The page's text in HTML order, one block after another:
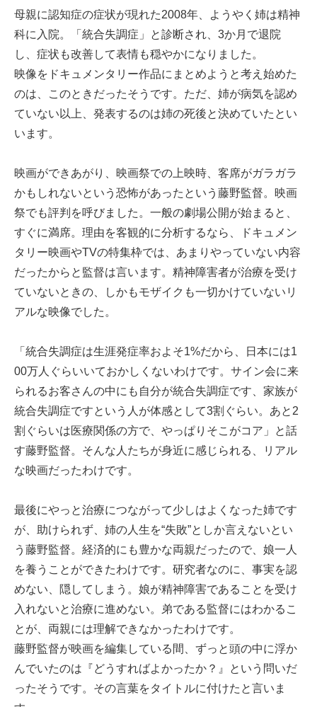
母親に認知症の症状が現れた2008年、ようやく姉は精神
科に入院。「統合失調症」と診断され、3か月で退院
し、症状も改善して表情も穏やかになりました。
映像をドキュメンタリー作品にまとめようと考え始めた
のは、このときだったそうです。ただ、姉が病気を認め
ていない以上、発表するのは姉の死後と決めていたとい
います。
映画ができあがり、映画祭での上映時、客席がガラガラ
かもしれないという恐怖があったという藤野監督。映画
祭でも評判を呼びました。一般の劇場公開が始まると、
すぐに満席。理由を客観的に分析するなら、ドキュメン
タリー映画やTVの特集枠では、あまりやっていない内容
だったからと監督は言います。精神障害者が治療を受け
ていないときの、しかもモザイクも一切かけていないリ
アルな映像でした。
「統合失調症は生涯発症率およそ1%だから、日本には1
00万人ぐらいいておかしくないわけです。サイン会に来
られるお客さんの中にも自分が統合失調症です、家族が
統合失調症ですという人が体感として3割ぐらい。あと2
割ぐらいは医療関係の方で、やっぱりそこがコア」と話
す藤野監督。そんな人たちが身近に感じられる、リアル
な映画だったわけです。
最後にやっと治療につながって少しはよくなった姉です
が、助けられず、姉の人生を“失敗”としか言えないとい
う藤野監督。経済的にも豊かな両親だったので、娘一人
を養うことができたわけです。研究者なのに、事実を認
めない、隠してしまう。娘が精神障害であることを受け
入れないと治療に進めない。弟である監督にはわかるこ
とが、両親には理解できなかったわけです。
藤野監督が映画を編集している間、ずっと頭の中に浮か
んでいたのは『どうすればよかったか？』という問いだ
ったそうです。その言葉をタイトルに付けたと言いま